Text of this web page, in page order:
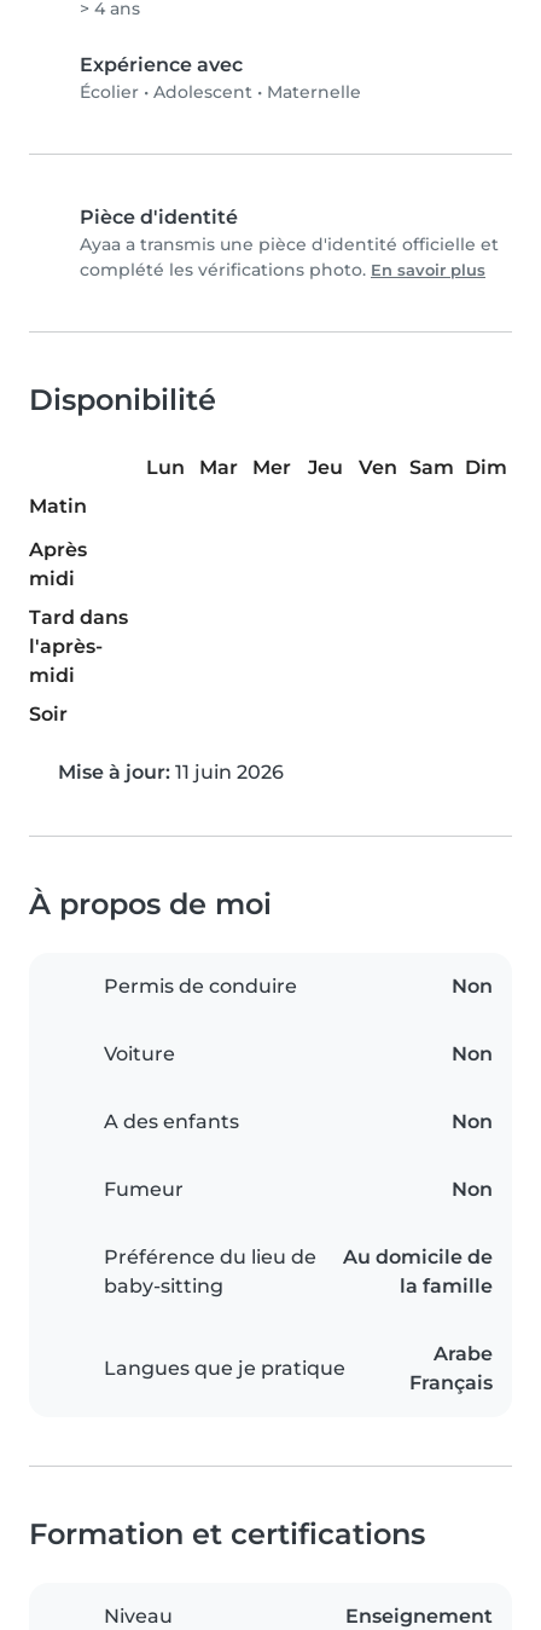
> 4 ans
Expérience avec
Écolier • Adolescent • Maternelle
Pièce d'identité
Ayaa a transmis une pièce d'identité officielle et
complété les vérifications photo. En savoir plus
Disponibilité
Lun Mar Mer Jeu Ven Sam Dim
Matin
Après
midi
Tard dans
l'après-
midi
Soir
Mise à jour: 11 juin 2026
À propos de moi
Permis de conduire Non
Voiture Non
A des enfants Non
Fumeur Non
Préférence du lieu de
baby-sitting
Au domicile de
la famille
Langues que je pratique
Arabe
Français
Formation et certifications
Niveau
Enseignement